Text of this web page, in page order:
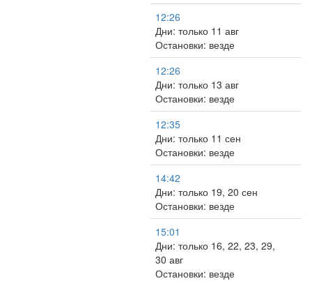
12:26
Дни: только 11 авг
Остановки: везде
12:26
Дни: только 13 авг
Остановки: везде
12:35
Дни: только 11 сен
Остановки: везде
14:42
Дни: только 19, 20 сен
Остановки: везде
15:01
Дни: только 16, 22, 23, 29,
30 авг
Остановки: везде